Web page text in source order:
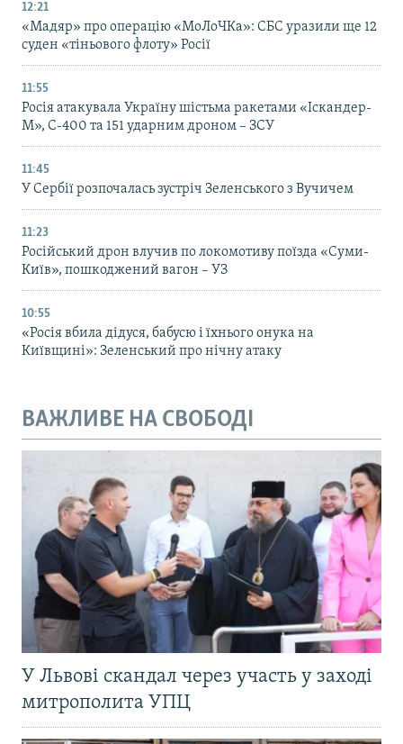
12:21
«Мадяр» про операцію «МоЛоЧКа»: СБС уразили ще 12
суден «тіньового флоту» Росії
11:55
Росія атакувала Україну шістьма ракетами «Іскандер-
М», С-400 та 151 ударним дроном – ЗСУ
11:45
У Сербії розпочалась зустріч Зеленського з Вучичем
11:23
Російський дрон влучив по локомотиву поїзда «Суми-
Київ», пошкоджений вагон – УЗ
10:55
«Росія вбила дідуся, бабусю і їхнього онука на
Київщині»: Зеленський про нічну атаку
ВАЖЛИВЕ НА СВОБОДІ
У Львові скандал через участь у заході
митрополита УПЦ